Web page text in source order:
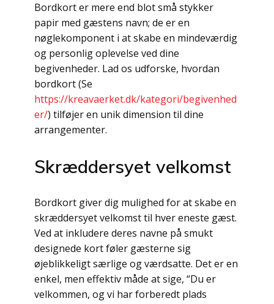
Bordkort er mere end blot små stykker
papir med gæstens navn; de er en
nøglekomponent i at skabe en mindeværdig
og personlig oplevelse ved dine
begivenheder. Lad os udforske, hvordan
bordkort (Se
https://kreavaerket.dk/kategori/begivenhed
er/) tilføjer en unik dimension til dine
arrangementer.
Skræddersyet velkomst
Bordkort giver dig mulighed for at skabe en
skræddersyet velkomst til hver eneste gæst.
Ved at inkludere deres navne på smukt
designede kort føler gæsterne sig
øjeblikkeligt særlige og værdsatte. Det er en
enkel, men effektiv måde at sige, “Du er
velkommen, og vi har forberedt plads